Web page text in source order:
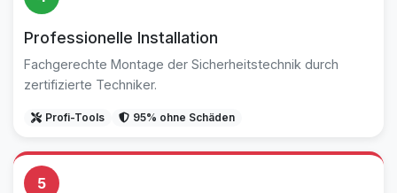
Professionelle Installation
Fachgerechte Montage der Sicherheitstechnik durch
zertifizierte Techniker.
Profi-Tools 95% ohne Schäden
5